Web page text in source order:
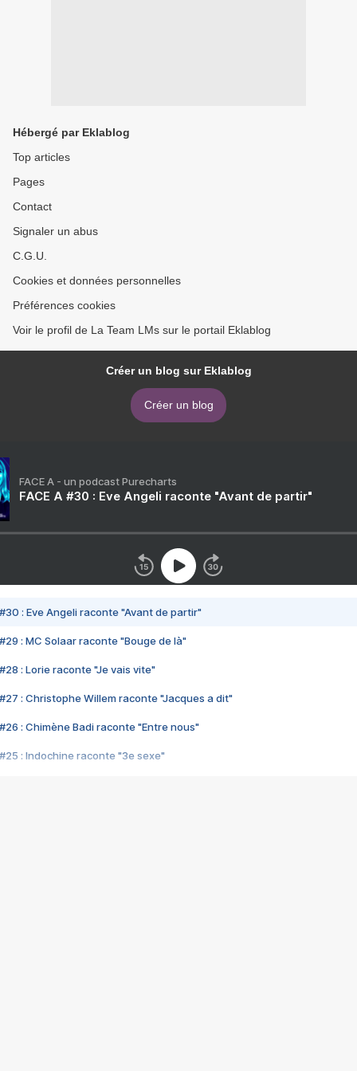
Hébergé par Eklablog
Top articles
Pages
Contact
Signaler un abus
C.G.U.
Cookies et données personnelles
Préférences cookies
Voir le profil de La Team LMs sur le portail Eklablog
Créer un blog sur Eklablog
Créer un blog
FACE A - un podcast Purecharts
FACE A #30 : Eve Angeli raconte "Avant de partir"
#30 : Eve Angeli raconte "Avant de partir"
#29 : MC Solaar raconte "Bouge de là"
#28 : Lorie raconte "Je vais vite"
#27 : Christophe Willem raconte "Jacques a dit"
#26 : Chimène Badi raconte "Entre nous"
#25 : Indochine raconte "3e sexe"